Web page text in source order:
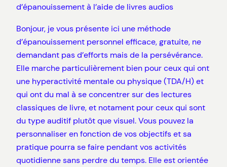
d’épanouissement à l’aide de livres audios
Bonjour, je vous présente ici une méthode
d’épanouissement personnel efficace, gratuite, ne
demandant pas d’efforts mais de la persévérance.
Elle marche particulièrement bien pour ceux qui ont
une hyperactivité mentale ou physique (TDA/H) et
qui ont du mal à se concentrer sur des lectures
classiques de livre, et notament pour ceux qui sont
du type auditif plutôt que visuel. Vous pouvez la
personnaliser en fonction de vos objectifs et sa
pratique pourra se faire pendant vos activités
quotidienne sans perdre du temps. Elle est orientée